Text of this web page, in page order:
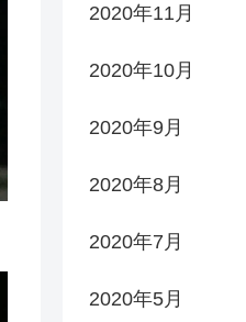
2020年11月
2020年10月
2020年9月
2020年8月
2020年7月
2020年5月